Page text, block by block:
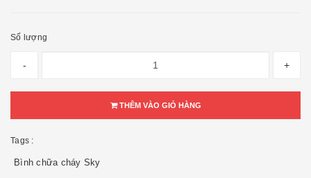
Số lượng
- +
THÊM VÀO GIỎ HÀNG
Tags :
Bình chữa cháy Sky